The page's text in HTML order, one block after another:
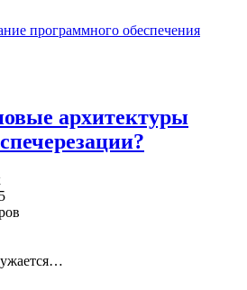
программного обеспечения
архитектуры